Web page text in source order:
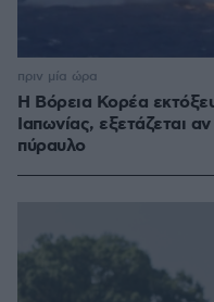
Η Βόρεια Κορέα
Ιαπωνίας, εξετάζεται
πύραυλο
πριν μία ώρα